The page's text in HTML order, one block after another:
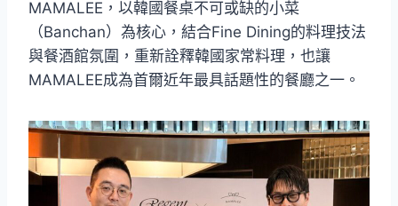
MAMALEE，以韓國餐桌不可或缺的小菜
（Banchan）為核心，結合Fine Dining的料理技法
與餐酒館氛圍，重新詮釋韓國家常料理，也讓
MAMALEE成為首爾近年最具話題性的餐廳之一。